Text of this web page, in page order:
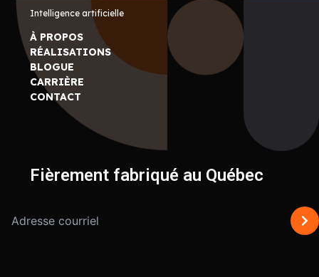
Intelligence artificielle
À PROPOS
RÉALISATIONS
BLOGUE
CARRIÈRE
CONTACT
Fièrement fabriqué au Québec